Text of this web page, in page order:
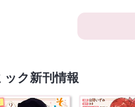
ック新刊情報